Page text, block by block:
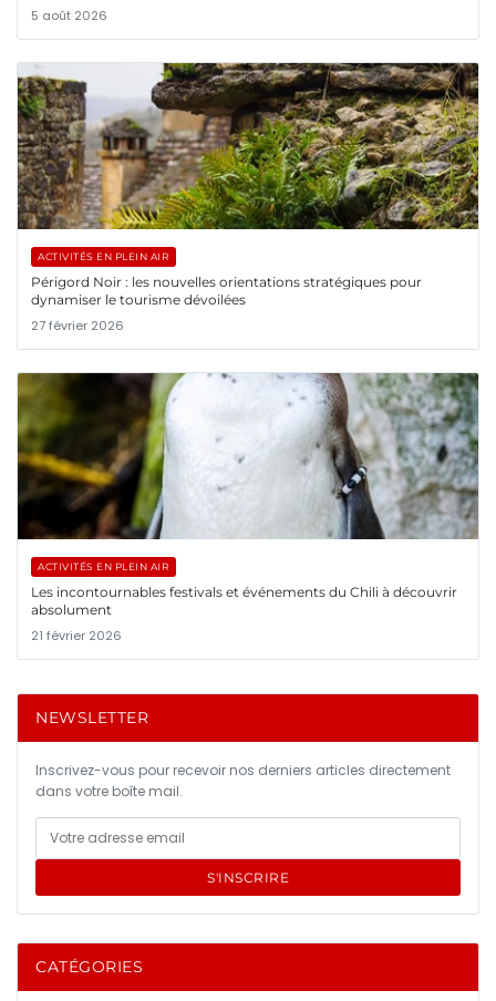
5 août 2026
ACTIVITÉS EN PLEIN AIR
Périgord Noir : les nouvelles orientations stratégiques pour
dynamiser le tourisme dévoilées
27 février 2026
ACTIVITÉS EN PLEIN AIR
Les incontournables festivals et événements du Chili à découvrir
absolument
21 février 2026
NEWSLETTER
Inscrivez-vous pour recevoir nos derniers articles directement
dans votre boîte mail.
S'INSCRIRE
CATÉGORIES